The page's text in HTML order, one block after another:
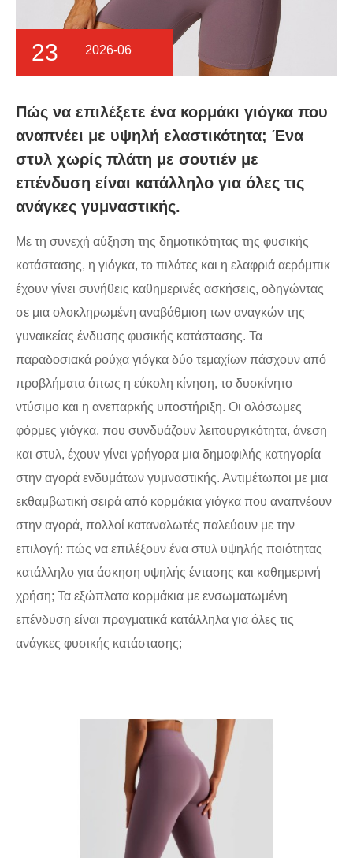
23 2026-06
Πώς να επιλέξετε ένα κορμάκι γιόγκα που
αναπνέει με υψηλή ελαστικότητα; Ένα
στυλ χωρίς πλάτη με σουτιέν με
επένδυση είναι κατάλληλο για όλες τις
ανάγκες γυμναστικής.
Με τη συνεχή αύξηση της δημοτικότητας της φυσικής
κατάστασης, η γιόγκα, το πιλάτες και η ελαφριά αερόμπικ
έχουν γίνει συνήθεις καθημερινές ασκήσεις, οδηγώντας
σε μια ολοκληρωμένη αναβάθμιση των αναγκών της
γυναικείας ένδυσης φυσικής κατάστασης. Τα
παραδοσιακά ρούχα γιόγκα δύο τεμαχίων πάσχουν από
προβλήματα όπως η εύκολη κίνηση, το δυσκίνητο
ντύσιμο και η ανεπαρκής υποστήριξη. Οι ολόσωμες
φόρμες γιόγκα, που συνδυάζουν λειτουργικότητα, άνεση
και στυλ, έχουν γίνει γρήγορα μια δημοφιλής κατηγορία
στην αγορά ενδυμάτων γυμναστικής. Αντιμέτωποι με μια
εκθαμβωτική σειρά από κορμάκια γιόγκα που αναπνέουν
στην αγορά, πολλοί καταναλωτές παλεύουν με την
επιλογή: πώς να επιλέξουν ένα στυλ υψηλής ποιότητας
κατάλληλο για άσκηση υψηλής έντασης και καθημερινή
χρήση; Τα εξώπλατα κορμάκια με ενσωματωμένη
επένδυση είναι πραγματικά κατάλληλα για όλες τις
ανάγκες φυσικής κατάστασης;